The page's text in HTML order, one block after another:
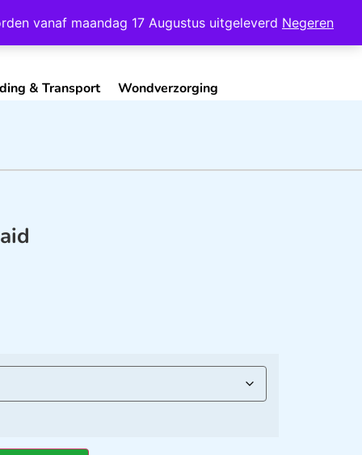
vanaf maandag 17 Augustus uitgeleverd Negeren
Account Contact
& Transport Wondverzorging